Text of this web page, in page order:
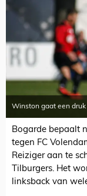
Winston gaat een
Bogarde bepaalt
tegen FC
Reiziger aan te
Tilburgers. Het
linksback van